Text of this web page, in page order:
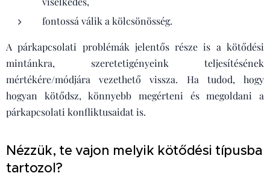
fontossá válik a kölcsönösség.
A párkapcsolati problémák jelentős része is a kötődési
mintánkra, szeretetigényeink teljesítésének
mértékére/módjára vezethető vissza. Ha tudod, hogy
hogyan kötődsz, könnyebb megérteni és megoldani a
párkapcsolati konfliktusaidat is.
Nézzük, te vajon melyik kötődési típusba
tartozol?